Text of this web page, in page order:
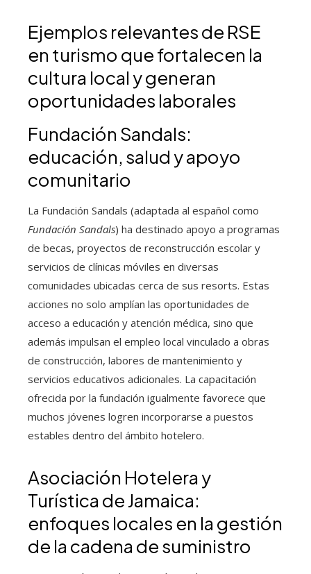
Ejemplos relevantes de RSE
en turismo que fortalecen la
cultura local y generan
oportunidades laborales
Fundación Sandals:
educación, salud y apoyo
comunitario
La Fundación Sandals (adaptada al español como
Fundación Sandals) ha destinado apoyo a programas
de becas, proyectos de reconstrucción escolar y
servicios de clínicas móviles en diversas
comunidades ubicadas cerca de sus resorts. Estas
acciones no solo amplían las oportunidades de
acceso a educación y atención médica, sino que
además impulsan el empleo local vinculado a obras
de construcción, labores de mantenimiento y
servicios educativos adicionales. La capacitación
ofrecida por la fundación igualmente favorece que
muchos jóvenes logren incorporarse a puestos
estables dentro del ámbito hotelero.
Asociación Hotelera y
Turística de Jamaica:
enfoques locales en la gestión
de la cadena de suministro